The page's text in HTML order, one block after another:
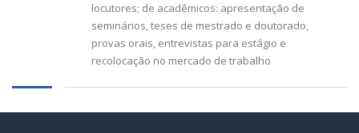
locutores; de acadêmicos: apresentação de
seminários, teses de mestrado e doutorado,
provas orais, entrevistas para estágio e
recolocação no mercado de trabalho